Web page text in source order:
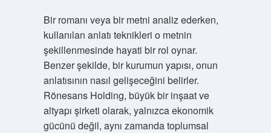
Bir romanı veya bir metni analiz ederken,
kullanılan anlatı teknikleri o metnin
şekillenmesinde hayati bir rol oynar.
Benzer şekilde, bir kurumun yapısı, onun
anlatısının nasıl gelişeceğini belirler.
Rönesans Holding, büyük bir inşaat ve
altyapı şirketi olarak, yalnızca ekonomik
gücünü değil, aynı zamanda toplumsal